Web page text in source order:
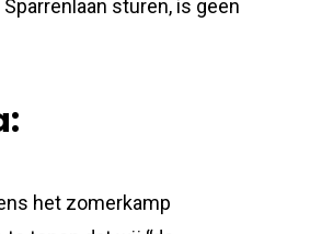
sturen, is geen
het zomerkamp